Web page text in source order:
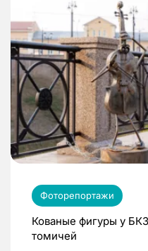
Фоторепортажи
Кованые фигуры у
томичей